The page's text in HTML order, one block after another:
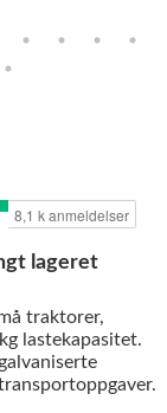
lageret
traktorer,
lastekapasitet.